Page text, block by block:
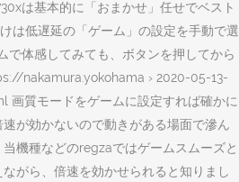
は基本的に「おまかせ」任せでベスト
は低遅延の「ゲーム」の設定を手動で選
で体感してみても、ボタンを押してから
nakamura.yokohama › 2020-05-13-
質モードをゲームに設定すれば確かに
が効かないので動きがある場面で滲ん
機種などのregzaではゲームスムーズと
がら、倍速を効かせられると知りまし